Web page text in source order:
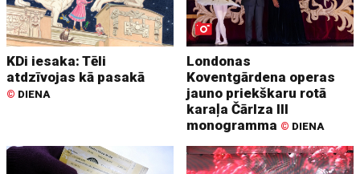
KDi iesaka: Tēli
atdzīvojas kā pasakā
© DIENA
Londonas
Koventgārdena operas
jauno priekškaru rotā
karaļa Čārlza III
monogramma © DIENA